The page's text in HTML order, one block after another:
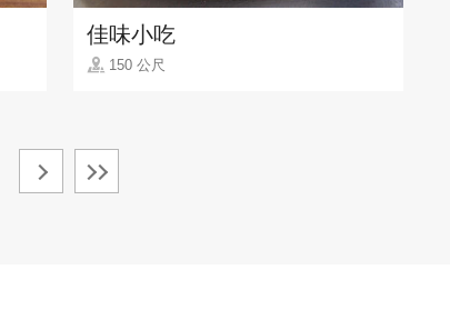
佳味小吃
150 公尺